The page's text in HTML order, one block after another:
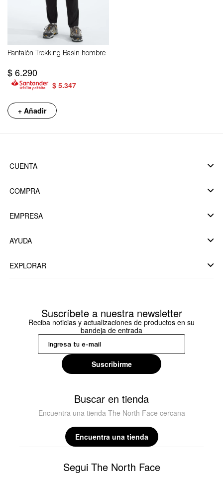
Pantalón Trekking Basin hombre
$6.290
$ 5.347
+ Añadir
CUENTA
COMPRA
EMPRESA
AYUDA
EXPLORAR
Suscríbete a nuestra newsletter
Reciba noticias y actualizaciones de productos en su
bandeja de entrada
Suscribirme
Buscar en tienda
Encuentra una tienda The North Face cercana
Encuentra una tienda
Segui The North Face